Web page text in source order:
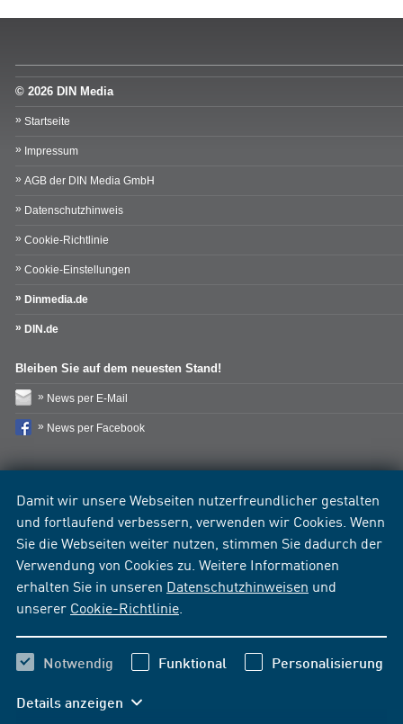
Damit wir unsere Webseiten nutzerfreundlicher gestalten
und fortlaufend verbessern, verwenden wir Cookies. Wenn
Sie die Webseiten weiter nutzen, stimmen Sie dadurch der
Verwendung von Cookies zu. Weitere Informationen
erhalten Sie in unseren Datenschutzhinweisen und
unserer Cookie-Richtlinie
Notwendig Funktional Personalisierung
Details anzeigen
© 2026 DIN Media
Startseite
Impressum
AGB der DIN Media GmbH
Datenschutzhinweis
Cookie-Richtlinie
Cookie-Einstellungen
Dinmedia.de
DIN.de
Bleiben Sie auf dem neuesten Stand!
News per E-Mail
News per Facebook